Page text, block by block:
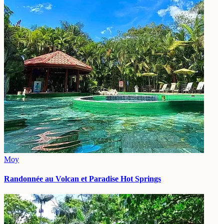
Moy
Randonnée au Volcan et Paradise Hot Springs